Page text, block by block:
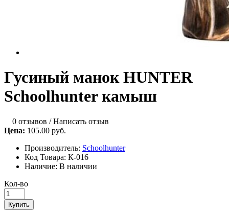
Гусиный манок HUNTER
Schoolhunter камыш
0 отзывов /Написать отзыв
Цена: 105.00 руб.
Производитель: Schoolhunter
Код Товара: К-016
Наличие: В наличии
Кол-во
Купить